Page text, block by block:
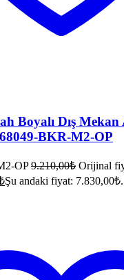
Boyalı Dış Mekan
BKR-M2-OP
OP 9.210,00₺ Orijinal
Şu andaki fiyat: 7.830,00₺.